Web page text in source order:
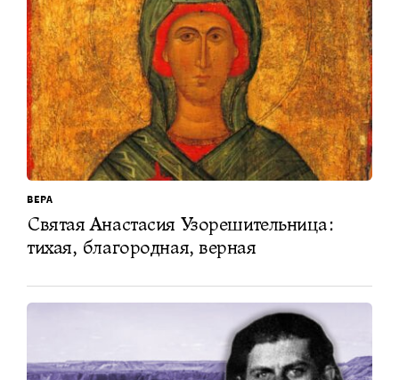
ВЕРА
Святая Анастасия Узорешительница:
тихая, благородная, верная